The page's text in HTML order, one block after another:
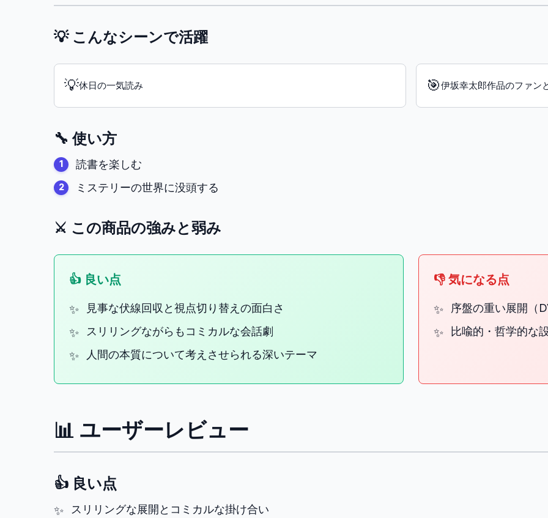
💡 こんなシーンで活躍
💡休日の一気読み 🎯伊坂幸太郎作品のファン
🔧 使い方
読書を楽しむ
ミステリーの世界に没頭する
⚔️ この商品の強みと弱み
👍 良い点
見事な伏線回収と視点切り替えの面白さ
スリリングながらもコミカルな会話劇
人間の本質について考えさせられる深いテーマ
👎 気になる点
序盤の重い展開（
比喩的・哲学的な
📊 ユーザーレビュー
👍 良い点
スリリングな展開とコミカルな掛け合い